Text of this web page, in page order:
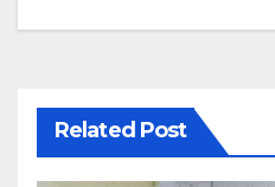
Related Post